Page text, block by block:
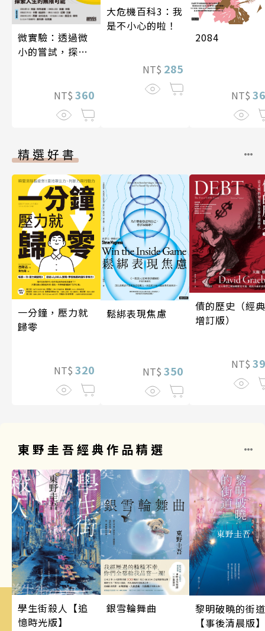
微實驗：透過微
小的嘗試，探索
NT$ 360
大危機百科3：我
是不小心的啦！
NT$ 285
2084
NT$
精選好書
一分鐘，壓力就
歸零
NT$ 320
鬆綁表現焦慮
NT$ 350
債的歷史（經典
增訂版）
NT$
東野圭吾經典作品精選
學生街殺人【追
憶時光版】
銀雪輪舞曲
黎明破曉的街道
【事後清晨版】